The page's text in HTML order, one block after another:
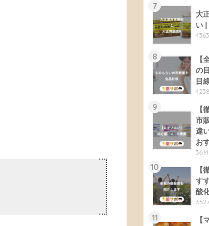
7
大
い
8
【
の
目
9
【
市
違
お
10
【
す
酸
11
【